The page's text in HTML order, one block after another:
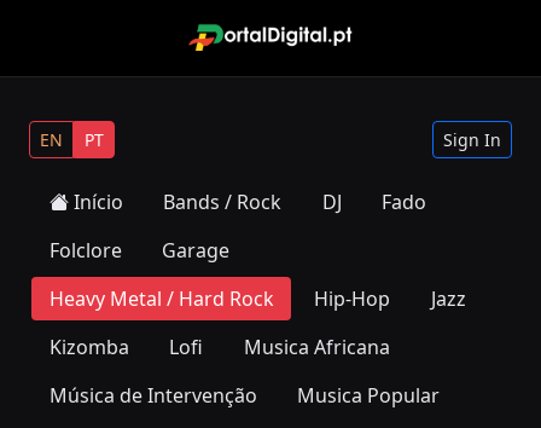
EN PT Sign In
Início Bands / Rock DJ
Fado
Folclore
Garage
Heavy Metal / Hard Rock
Hip-Hop
Jazz
Kizomba
Lofi
Musica Africana
Música de Intervenção
Musica Popular